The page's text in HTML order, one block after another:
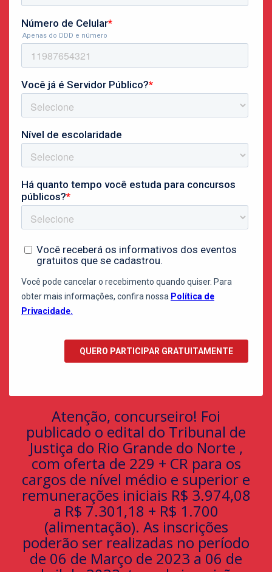
Atenção, concurseiro! Foi
publicado o edital do Tribunal de
Justiça do Rio Grande do Norte ,
com oferta de 229 + CR para os
cargos de nível médio e superior e
remunerações iniciais R$ 3.974,08
a R$ 7.301,18 + R$ 1.700
(alimentação). As inscrições
poderão ser realizadas no período
de 06 de Março de 2023 a 06 de